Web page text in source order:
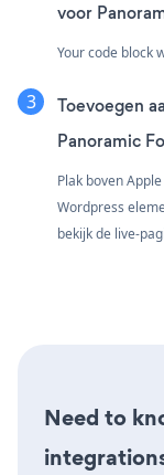
voor
Your code block
Toevoegen
Panoramic
Plak boven
Wordpress
bekijk de live-
Need to